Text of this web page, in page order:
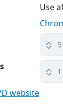
Use
website